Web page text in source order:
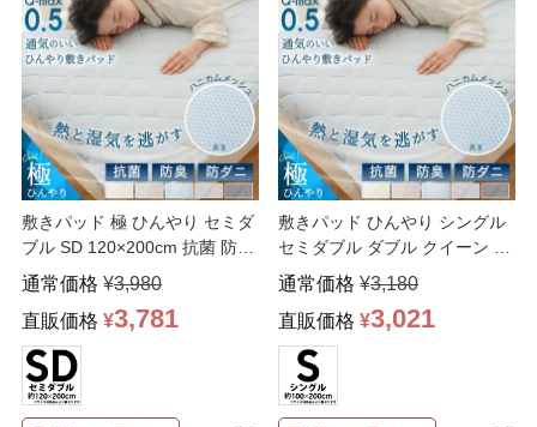
敷きパッド 極 ひんやり セミダ
ブル SD 120×200cm 抗菌 防臭
防ダ …
通常価格 ¥3,980
直販価格 ¥3,781
敷きパッド ひんやり シングル
セミダブル ダブル クイーン S
SD D Q…
通常価格 ¥3,180
直販価格 ¥3,021